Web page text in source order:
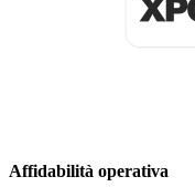
Affidabilità operativa